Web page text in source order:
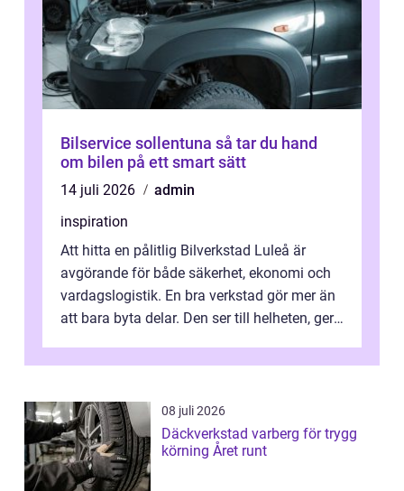
Bilservice sollentuna så tar du hand
om bilen på ett smart sätt
14 juli 2026
admin
inspiration
Att hitta en pålitlig Bilverkstad Luleå är
avgörande för både säkerhet, ekonomi och
vardagslogistik. En bra verkstad gör mer än
att bara byta delar. Den ser till helheten, ger
08 juli 2026
Däckverkstad varberg för trygg
körning Året runt